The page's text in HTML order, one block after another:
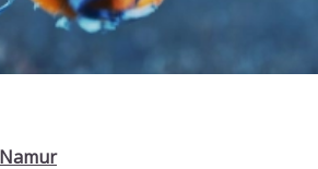
Namur